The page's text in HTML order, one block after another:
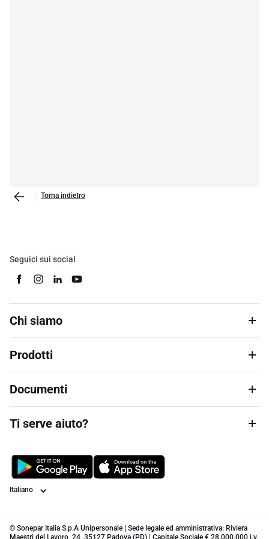
Torna indietro
Seguici sui social
Chi siamo
Prodotti
Documenti
Ti serve aiuto?
Lingua
© Sonepar Italia S.p.A Unipersonale | Sede legale ed amministrativa: Riviera
Maestri del Lavoro, 24, 35127 Padova (PD) | Capitale Sociale € 28.000.000 i.v.